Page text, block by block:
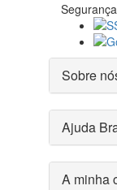
Segurança
Sobre
Ajuda
A minha